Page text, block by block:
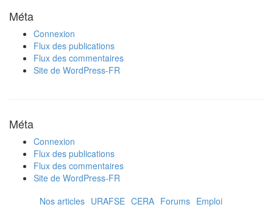
Méta
Connexion
Flux des publications
Flux des commentaires
Site de WordPress-FR
Méta
Connexion
Flux des publications
Flux des commentaires
Site de WordPress-FR
Nos articles URAFSE CERA Forums Emploi